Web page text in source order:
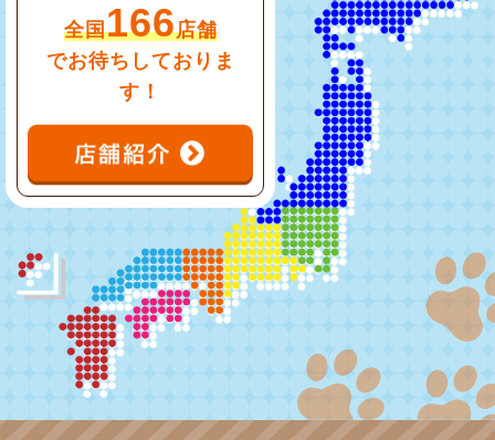
全国166店舗
でお待ちしておりま
す！